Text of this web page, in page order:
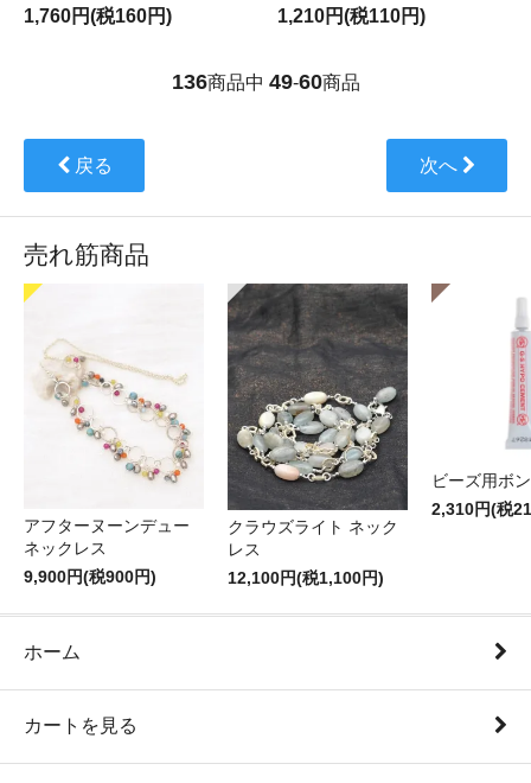
1,760円(税160円)
1,210円(税110円)
136商品中 49-60商品
戻る 次へ
売れ筋商品
アフターヌーンデュー
ネックレス
9,900円(税900円)
クラウズライト ネック
レス
12,100円(税1,100円)
ビーズ用ボ
2,310円(税
ホーム
カートを見る